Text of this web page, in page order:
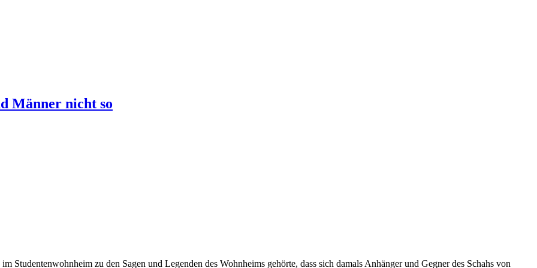
Männer nicht so
Studentenwohnheim zu den Sagen und Legenden des Wohnheims gehörte, dass sich damals Anhänger und Gegner des Schahs von